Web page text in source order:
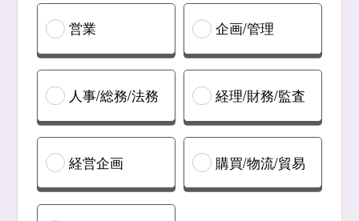
営業 企画/管理
人事/総務/法務 経理/財務/監査
経営企画 購買/物流/貿易